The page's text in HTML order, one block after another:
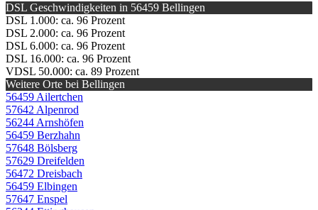
DSL Geschwindigkeiten in 56459 Bellingen
DSL 1.000: ca. 96 Prozent
DSL 2.000: ca. 96 Prozent
DSL 6.000: ca. 96 Prozent
DSL 16.000: ca. 96 Prozent
VDSL 50.000: ca. 89 Prozent
Weitere Orte bei Bellingen
56459 Ailertchen
57642 Alpenrod
56244 Arnshöfen
56459 Berzhahn
57648 Bölsberg
57629 Dreifelden
56472 Dreisbach
56459 Elbingen
57647 Enspel